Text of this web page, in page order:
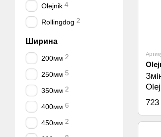
723
Olejnik 4
Rollingdog 2
Ширина
200мм 2
250мм 5
350мм 2
400мм 6
450мм 2